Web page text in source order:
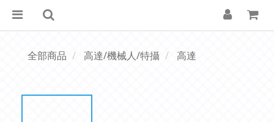
全部商品 高達/機械人/特攝 高達